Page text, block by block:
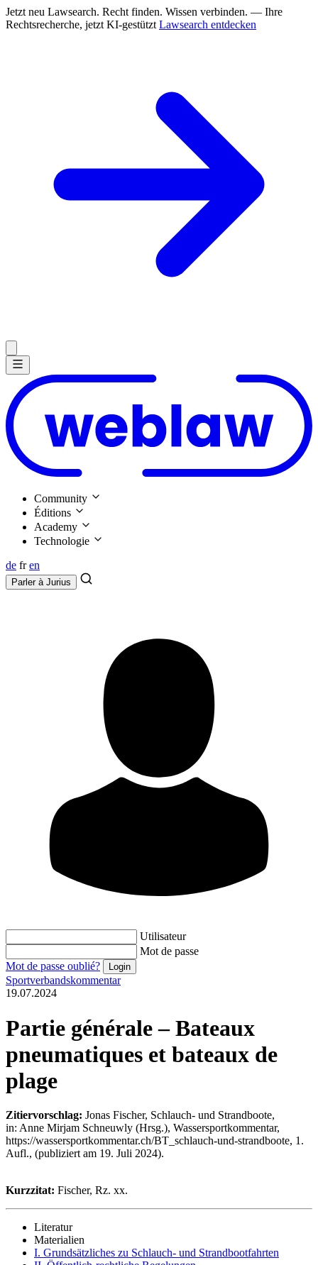
Jetzt neu Lawsearch. Recht finden. Wissen verbinden. — Ihre
Rechtsrecherche, jetzt KI-gestützt Lawsearch entdecken
Community
Éditions
Academy
Technologie
de fr en
Parler à Jurius
Utilisateur
Mot de passe
Mot de passe oublié?
Sportverbandskommentar
19.07.2024
Partie générale – Bateaux
pneumatiques et bateaux de
plage
Zitiervorschlag: Jonas Fischer, Schlauch- und Strandboote,
in: Anne Mirjam Schneuwly (Hrsg.), Wassersportkommentar,
https://wassersportkommentar.ch/BT_schlauch-und-strandboote, 1.
Aufl., (publiziert am 19. Juli 2024).
Kurzzitat: Fischer, Rz. xx.
Literatur
Materialien
I. Grundsätzliches zu Schlauch- und Strandbootfahrten